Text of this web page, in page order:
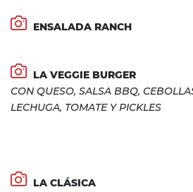
ENSALADA RANCH
LA VEGGIE BURGER
CON QUESO, SALSA BBQ,
LECHUGA, TOMATE Y PICKLES
LA CLÁSICA